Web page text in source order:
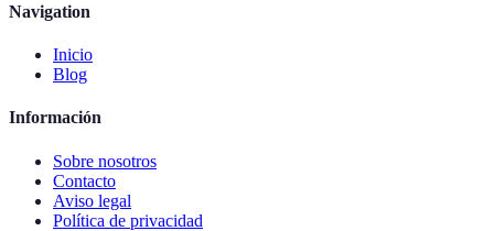
Navigation
Inicio
Blog
Información
Sobre nosotros
Contacto
Aviso legal
Política de privacidad